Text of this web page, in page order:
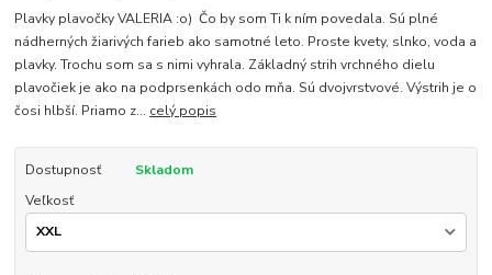
Plavky plavočky VALERIA :o) Čo by som Ti k ním povedala. Sú plné
nádherných žiarivých farieb ako samotné leto. Proste kvety, slnko, voda a
plavky. Trochu som sa s nimi vyhrala. Základný strih vrchného dielu
plavočiek je ako na podprsenkách odo mňa. Sú dvojvrstvové. Výstrih je o
čosi hlbší. Priamo z... celý popis
Dostupnosť
Skladom
Veľkosť